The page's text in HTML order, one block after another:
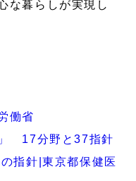
な暮らしが実現し
働省
」 17分野と37指針
指針|東京都保健医